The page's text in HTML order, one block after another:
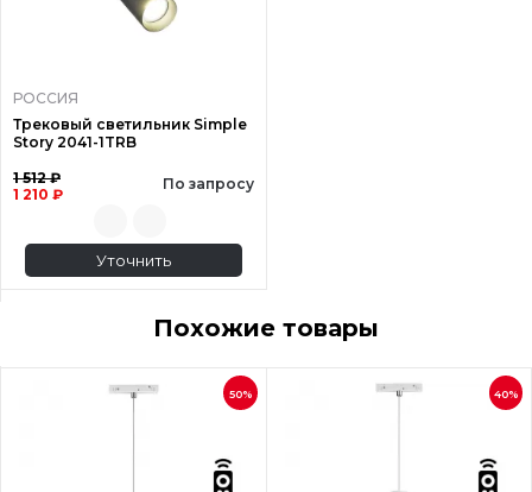
РОССИЯ
Трековый светильник Simple
Story 2041-1TRB
1 512 ₽
1 210 ₽
По запросу
Уточнить
Похожие товары
50% 40%